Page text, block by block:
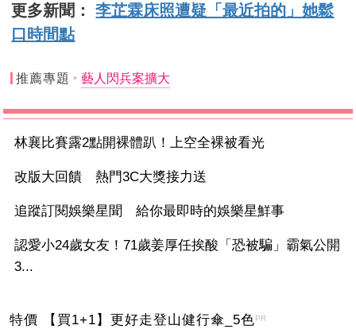
更多新聞：李芷霖床照遭疑「最近拍的」她鬆
口時間點
推薦專題 藝人閃兵案擴大
林襄比賽露2點開裸體趴！上空全裸被看光
改版大回饋 熱門3C大獎接力送
追蹤訂閱娛樂星聞 給你最即時的娛樂星鮮事
認愛小24歲女友！71歲姜厚任挨酸「恐被騙」霸氣公開
3...
特價 【買1+1】更好走登山健行傘_5色PR